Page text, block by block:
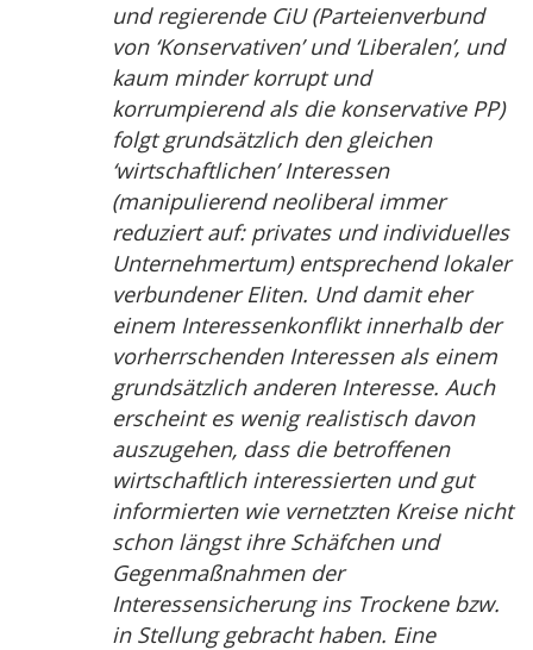
und regierende CiU (Parteienverbund
von ‘Konservativen’ und ‘Liberalen’, und
kaum minder korrupt und
korrumpierend als die konservative PP)
folgt grundsätzlich den gleichen
‘wirtschaftlichen’ Interessen
(manipulierend neoliberal immer
reduziert auf: privates und individuelles
Unternehmertum) entsprechend lokaler
verbundener Eliten. Und damit eher
einem Interessenkonflikt innerhalb der
vorherrschenden Interessen als einem
grundsätzlich anderen Interesse. Auch
erscheint es wenig realistisch davon
auszugehen, dass die betroffenen
wirtschaftlich interessierten und gut
informierten wie vernetzten Kreise nicht
schon längst ihre Schäfchen und
Gegenmaßnahmen der
Interessensicherung ins Trockene bzw.
in Stellung gebracht haben. Eine